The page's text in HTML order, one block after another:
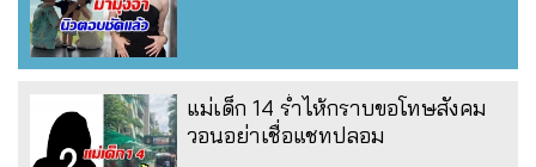
แม่เด็ก 14 ร่ำไห้กราบขอโทษสังคม
วอนอย่าเชื่อแชทปลอม